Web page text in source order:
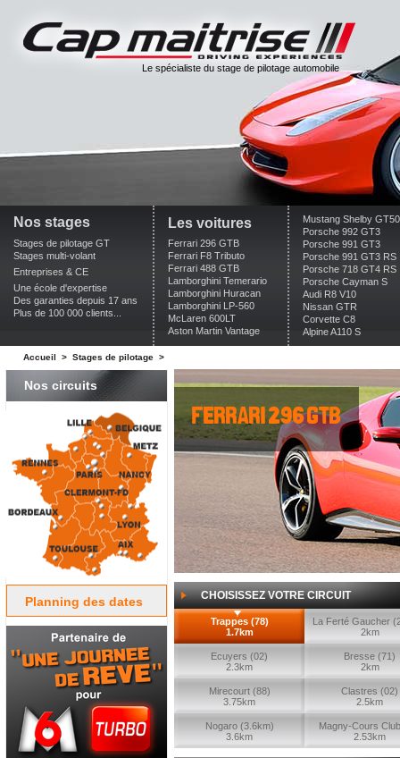
Le spécialiste du stage de pilotage automobile
Nos stages
Stages de pilotage GT
Stages multi-volant
Entreprises & CE
Une école d'expertise
Des garanties depuis 17 ans
Plus de 100 000 clients...
Les voitures
Ferrari 296 GTB
Ferrari F8 Tributo
Ferrari 488 GTB
Lamborghini Temerario
Lamborghini Huracan
Lamborghini LP-560
McLaren 600LT
Aston Martin Vantage
Mustang Shelby
Porsche 992 GT3
Porsche 991 GT3
Porsche 991 GT3 RS
Porsche 718 GT4 RS
Porsche Cayman S
Audi R8 V10
Nissan GTR
Corvette C8
Alpine A110 S
Accueil > Stages de pilotage >
Nos circuits
Planning des dates
ferrari 296 gtb
CHOISISSEZ VOTRE CIRCUIT
Trappes (78)
1.7km
La Ferté Gaucher
2km
Ecuyers (02)
2.3km
Bresse (71)
2km
Mirecourt (88)
3.75km
Clastres (02)
2.5km
Nogaro (3.6km)
3.6km
Magny-Cours
2.53km